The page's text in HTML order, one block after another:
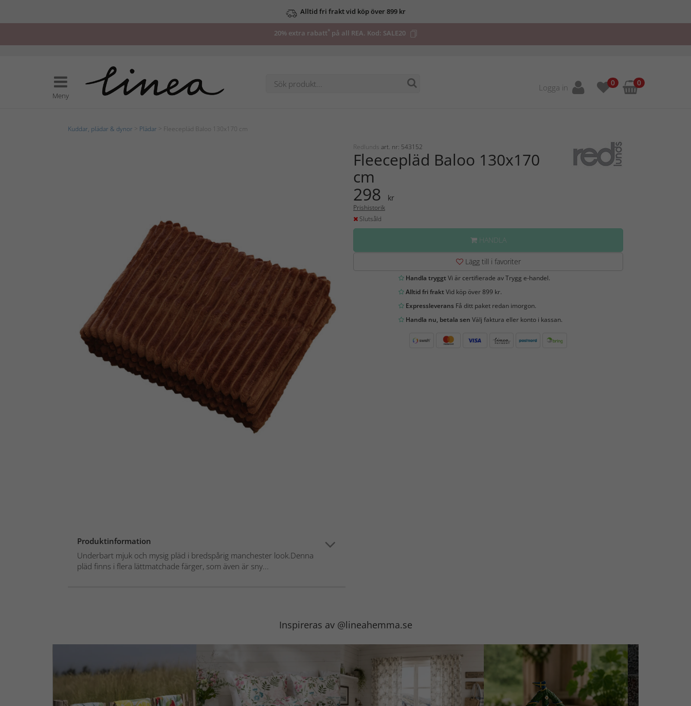
Alltid fri frakt vid köp över 899 kr
20% extra rabatt*på all REA. Kod: SALE20
Meny
Logga in 0 0
Kuddar, plädar & dynor Plädar > Fleecepläd Baloo 130x170 cm
Produktinformation
Underbart mjuk och mysig pläd i bredspårig manchester look.Denna
pläd finns i flera lättmatchade färger, som även är sny...
Redlunds art. nr: 543152
Fleecepläd Baloo 130x170
cm
298 kr
Prishistorik
Slutsåld
HANDLA
Lägg till i favoriter
Handla tryggtVi är certifierade av Trygg e-handel.
Alltid fri fraktVid köp över 899 kr.
ExpressleveransFå ditt paket redan imorgon.
Handla nu, betala sen Välj faktura eller konto i kassan.
Inspireras av @lineahemma.se